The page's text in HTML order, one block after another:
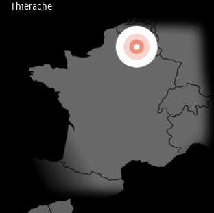
Thiérache